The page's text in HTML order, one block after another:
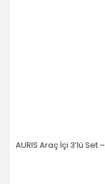
AURIS Araç İçi 3’lü